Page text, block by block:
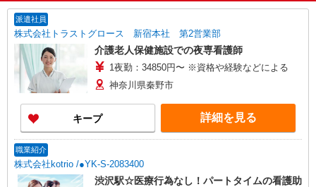
派遣社員
株式会社トラストグロース 新宿本社 第2営業部
介護老人保健施設での夜専看護師
1夜勤：34850円〜 ※資格や経験などによる
神奈川県秦野市
キープ 詳細を見る
職業紹介
株式会社kotrio /●YK-S-2083400
渋沢駅☆医療行為なし！パートタイムの看護助